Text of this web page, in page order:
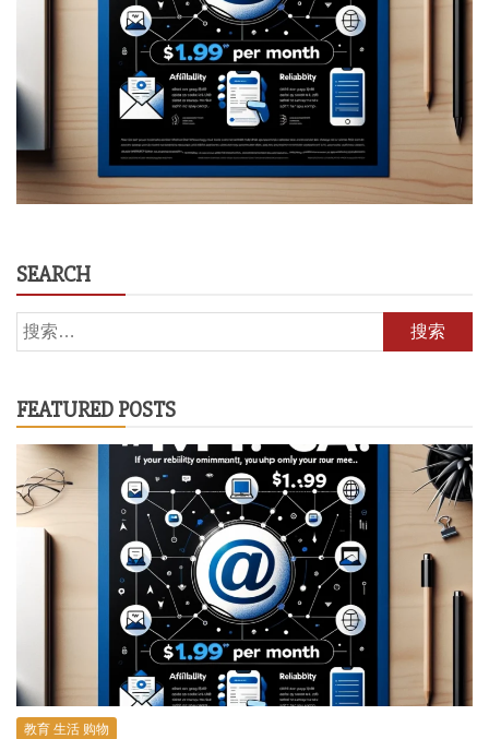
SEARCH
搜
索：
FEATURED POSTS
教育 生活 购物